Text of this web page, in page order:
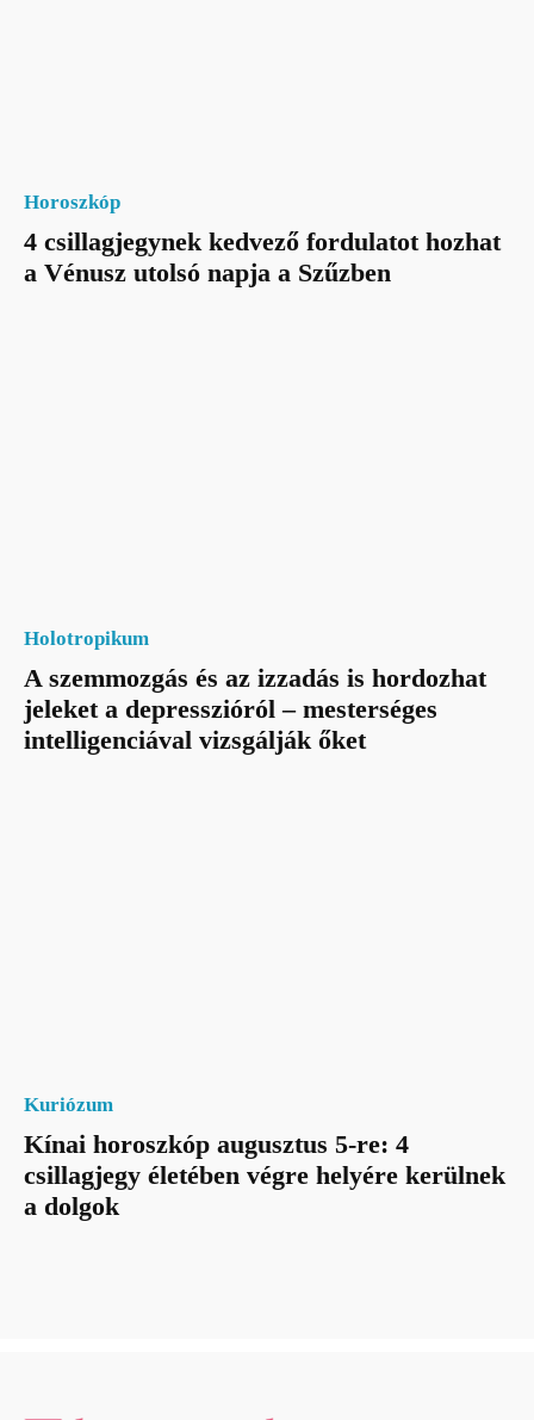
Horoszkóp
4 csillagjegynek kedvező fordulatot hozhat
a Vénusz utolsó napja a Szűzben
Holotropikum
A szemmozgás és az izzadás is hordozhat
jeleket a depresszióról – mesterséges
intelligenciával vizsgálják őket
Kuriózum
Kínai horoszkóp augusztus 5-re: 4
csillagjegy életében végre helyére kerülnek
a dolgok